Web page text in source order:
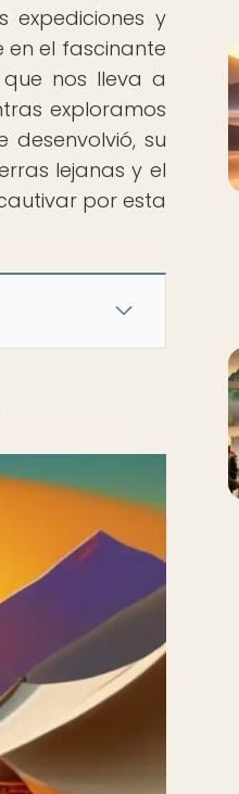
y
en el fascinante
nos lleva a
exploramos
su
lejanas y el
por esta